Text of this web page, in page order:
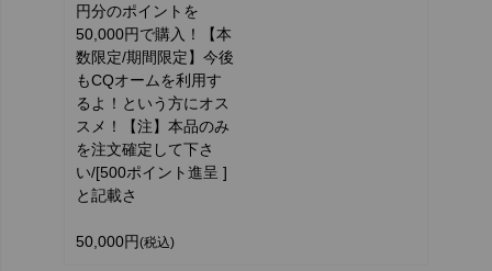
円分のポイントを
50,000円で購入！【本
数限定/期間限定】今後
もCQオームを利用す
るよ！という方にオス
スメ！【注】本品のみ
を注文確定して下さ
い/[500ポイント進呈 ]
と記載さ
50,000円(税込)